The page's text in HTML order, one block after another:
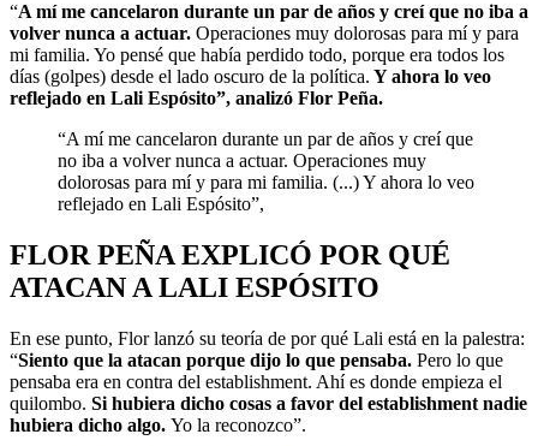
“A mí me cancelaron durante un par de años y creí que no iba a
volver nunca a actuar. Operaciones muy dolorosas para mí y para
mi familia. Yo pensé que había perdido todo, porque era todos los
días (golpes) desde el lado oscuro de la política. Y ahora lo veo
reflejado en Lali Espósito”, analizó Flor Peña.
“A mí me cancelaron durante un par de años y creí que
no iba a volver nunca a actuar. Operaciones muy
dolorosas para mí y para mi familia. (...) Y ahora lo veo
reflejado en Lali Espósito”,
FLOR PEÑA EXPLICÓ POR QUÉ
ATACAN A LALI ESPÓSITO
En ese punto, Flor lanzó su teoría de por qué Lali está en la palestra:
“Siento que la atacan porque dijo lo que pensaba. Pero lo que
pensaba era en contra del establishment. Ahí es donde empieza el
quilombo. Si hubiera dicho cosas a favor del establishment nadie
hubiera dicho algo. Yo la reconozco”.